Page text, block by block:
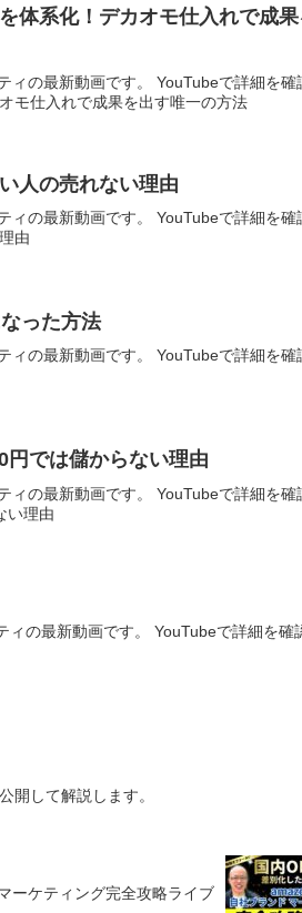
体系化！デカオモ仕入れで成
ィの最新動画です。 YouTubeで詳細を確
モ仕入れで成果を出す唯一の方法
人の売れない理由
ィの最新動画です。 YouTubeで詳細を確
由
った方法
ィの最新動画です。 YouTubeで詳細を確
円では儲からない理由
ィの最新動画です。 YouTubeで詳細を確
い理由
ィの最新動画です。 YouTubeで詳細を確
開して解説します。
ーケティング完全攻略ライブ